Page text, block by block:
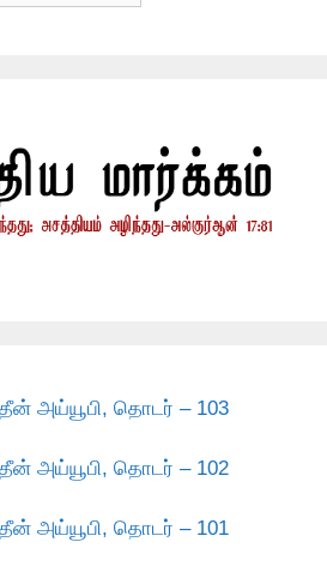
அய்யூபி, தொடர் – 103
அய்யூபி, தொடர் – 102
அய்யூபி, தொடர் – 101